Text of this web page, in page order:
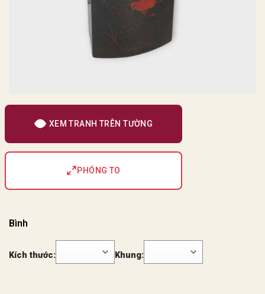
XEM TRANH TRÊN TƯỜNG
PHÓNG TO
Bình
Kích thước: Khung: